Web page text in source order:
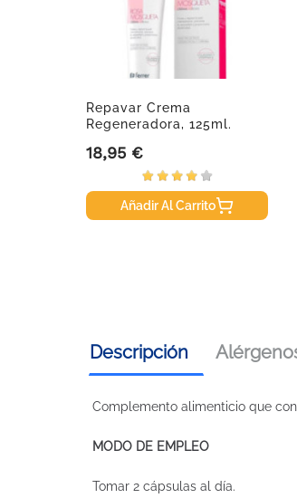
Repavar Crema
Regeneradora, 125ml.
Precio
18,95 €
Añadir Al Carrito
Descripción
Complemento alimenticio que
MODO DE EMPLEO
Tomar 2 cápsulas al día.